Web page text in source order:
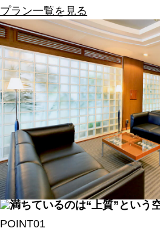
プラン一覧を見る
POINT01